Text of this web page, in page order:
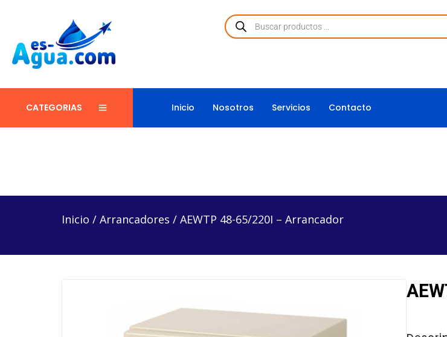
CATEGORIAS Inicio Nosotros Servicios Contacto
Inicio / Arrancadores / AEWTP 48-65/220I – Arrancador